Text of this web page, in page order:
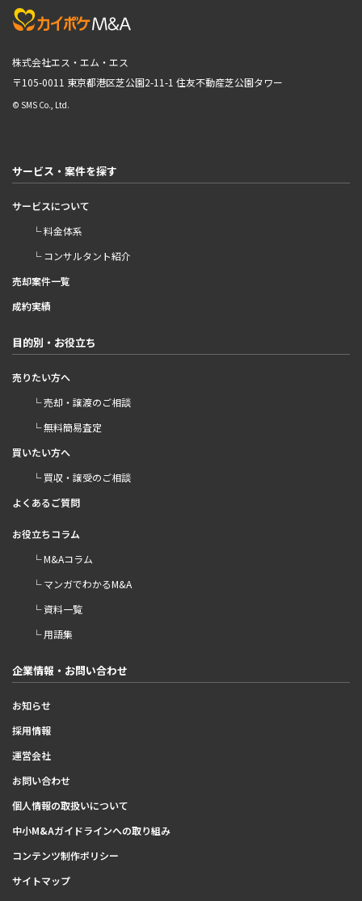
株式会社エス・エム・エス
〒105-0011 東京都港区芝公園2-11-1 住友不動産芝公園タワー
© SMS Co., Ltd.
サービス・案件を探す
サービスについて
└ 料金体系
└ コンサルタント紹介
売却案件一覧
成約実績
目的別・お役立ち
売りたい方へ
└ 売却・譲渡のご相談
└ 無料簡易査定
買いたい方へ
└ 買収・譲受のご相談
よくあるご質問
お役立ちコラム
└ M&Aコラム
└ マンガでわかるM&A
└ 資料一覧
└ 用語集
企業情報・お問い合わせ
お知らせ
採用情報
運営会社
お問い合わせ
個人情報の取扱いについて
中小M&Aガイドラインへの取り組み
コンテンツ制作ポリシー
サイトマップ